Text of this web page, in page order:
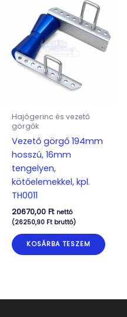
Hajógerinc és vezető
görgők
Vezető görgő 194mm
hosszú, 16mm
tengelyen,
kötőelemekkel, kpl.
TH0011
20670,00 Ft nettó
(26250,90 Ftbruttó)
KOSÁRBA TESZEM